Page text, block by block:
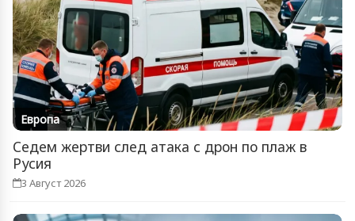
Европа
Седем жертви след атака с дрон по плаж в
Русия
3 Август 2026